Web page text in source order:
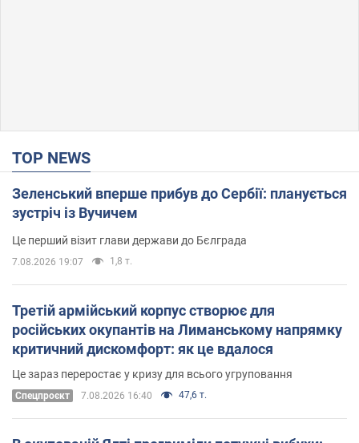
TOP NEWS
Зеленський вперше прибув до Сербії: планується
зустріч із Вучичем
Це перший візит глави держави до Бєлграда
7.08.2026 19:07 1,8 т.
Третій армійський корпус створює для
російських окупантів на Лиманському напрямку
критичний дискомфорт: як це вдалося
Це зараз переростає у кризу для всього угруповання
Cпецпроєкт 7.08.2026 16:40 47,6 т.